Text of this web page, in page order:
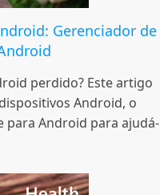
Gerenciador de
perdido? Este artigo
Android, o
para Android para ajudá-